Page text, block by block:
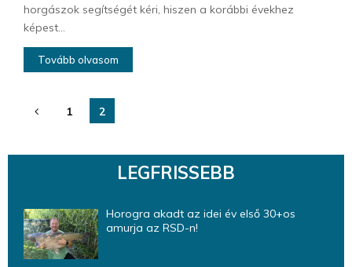
horgászok segítségét kéri, hiszen a korábbi évekhez
képest...
Tovább olvasom
Bejegyzések
1 2
LEGFRISSEBB
Horogra akadt az idei év első 30+os
amurja az RSD-n!